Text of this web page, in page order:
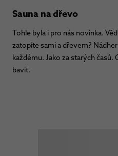
Sauna na dřevo
Tohle byla i pro nás novinka.
zatopíte sami a dřevem?
každému. Jako za starých časů.
bavit.